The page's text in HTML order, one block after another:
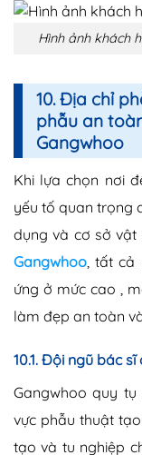
Hình ảnh khách
10. Địa chỉ
phẫu an
Gangwhoo
Khi lựa chọn nơi
yếu tố quan trọng
dụng và cơ sở
Gangwhoo, tất cả
ứng ở mức cao ,
làm đẹp an toàn
10.1. Đội ngũ bác
Gangwhoo quy
vực phẫu thuật
tạo và tu nghiệp